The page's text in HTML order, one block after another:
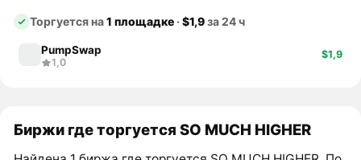
Торгуется на1 площадке ·$1,9за 24 ч
PumpSwap
1,0
$1,9
Биржи где торгуется SO MUCH HIGHER